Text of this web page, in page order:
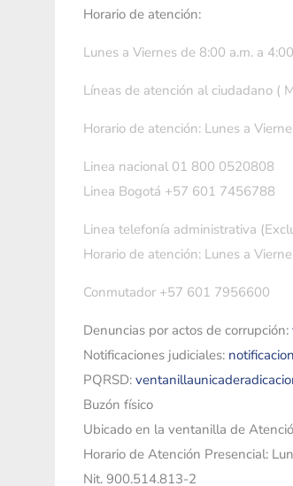
Horario de atención:
Lunes a Viernes de 8:00 a.m. a
Líneas de atención al ciudadano (
Horario de atención: Lunes a
Linea nacional 01 800 0520808
Linea Bogotá +57 601 7456788
Linea telefonía administrativa
Horario de atención: Lunes a
Conmutador +57 601 7956600
Denuncias por actos de corrupción:
Notificaciones judiciales:
PQRSD:
Buzón físico
Ubicado en la ventanilla de
Horario de Atención Presencial:
Nit. 900.514.813-2